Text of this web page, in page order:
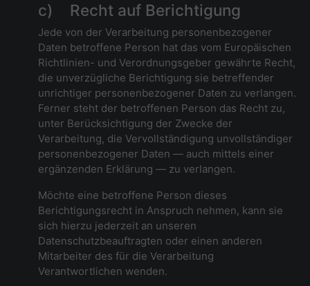
c) Recht auf Berichtigung
Jede von der Verarbeitung personenbezogener
Daten betroffene Person hat das vom Europäischen
Richtlinien- und Verordnungsgeber gewährte Recht,
die unverzügliche Berichtigung sie betreffender
unrichtiger personenbezogener Daten zu verlangen.
Ferner steht der betroffenen Person das Recht zu,
unter Berücksichtigung der Zwecke der
Verarbeitung, die Vervollständigung unvollständiger
personenbezogener Daten — auch mittels einer
ergänzenden Erklärung — zu verlangen.
Möchte eine betroffene Person dieses
Berichtigungsrecht in Anspruch nehmen, kann sie
sich hierzu jederzeit an unseren
Datenschutzbeauftragten oder einen anderen
Mitarbeiter des für die Verarbeitung
Verantwortlichen wenden.